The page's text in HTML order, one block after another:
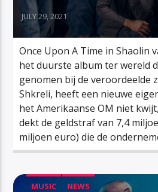
JULY 29, 2021
Once Upon A Time in Shaolin
het duurste album ter wereld
genomen bij de veroordeelde
Shkreli, heeft een nieuwe
het Amerikaanse OM niet
dekt de geldstraf van 7,4
miljoen euro) die de
MUSIC NEWS